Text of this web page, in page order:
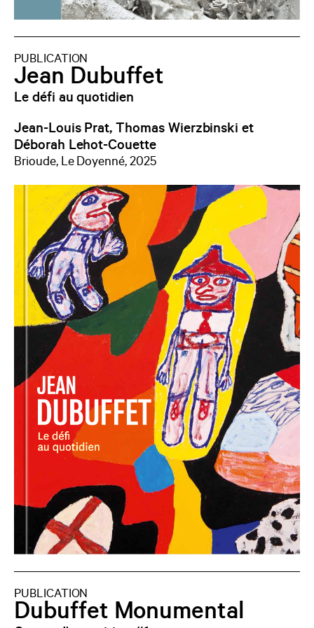
PUBLICATION
Jean Dubuffet
Le défi au quotidien
Jean-Louis Prat, Thomas Wierzbinski et
Déborah Lehot-Couette
Brioude, Le Doyenné, 2025
PUBLICATION
Dubuffet Monumental